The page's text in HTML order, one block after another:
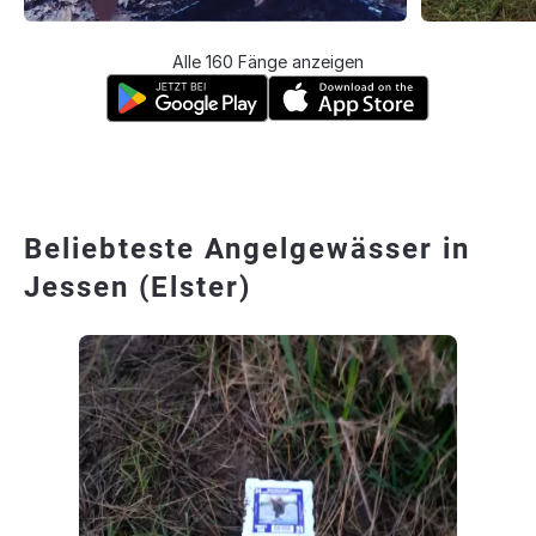
Alle 160 Fänge anzeigen
Beliebteste Angelgewässer in
Jessen (Elster)